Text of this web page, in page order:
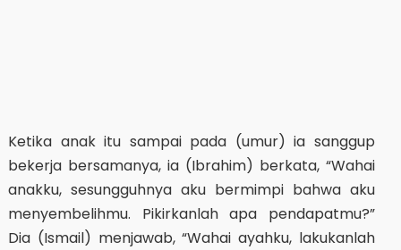
Ketika anak itu sampai pada (umur) ia sanggup
bekerja bersamanya, ia (Ibrahim) berkata, “Wahai
anakku, sesungguhnya aku bermimpi bahwa aku
menyembelihmu. Pikirkanlah apa pendapatmu?”
Dia (Ismail) menjawab, “Wahai ayahku, lakukanlah